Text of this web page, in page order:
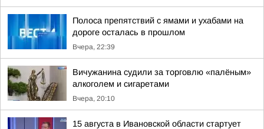
Полоса препятствий с ямами и ухабами на
дороге осталась в прошлом
Вчера, 22:39
Вичужанина судили за торговлю «палёным»
алкоголем и сигаретами
Вчера, 20:10
15 августа в Ивановской области стартует